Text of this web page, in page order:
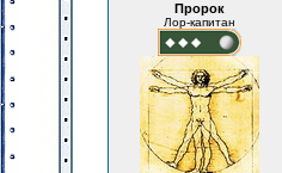
Пророк
Лор-капитан